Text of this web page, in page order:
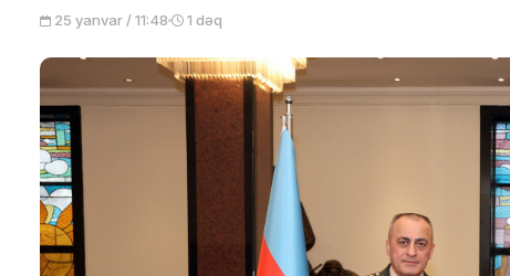
25 yanvar / 11:48 1 dəq